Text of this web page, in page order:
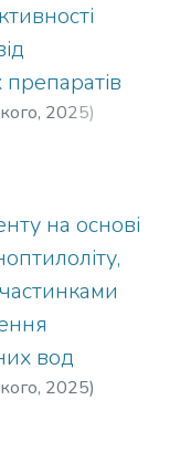
, 2025)
на основі
вод
, 2025)